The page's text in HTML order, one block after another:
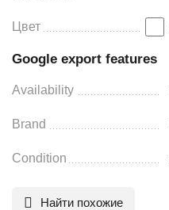
Цвет
Google export features
Availability
Brand
Condition
Найти похожие